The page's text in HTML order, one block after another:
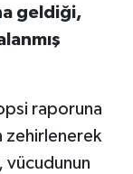
geldiği,
raporuna
zehirlenerek
vücudunun